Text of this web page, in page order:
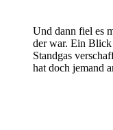
Und dann fiel es
der war. Ein Blick
Standgas
hat doch jemand